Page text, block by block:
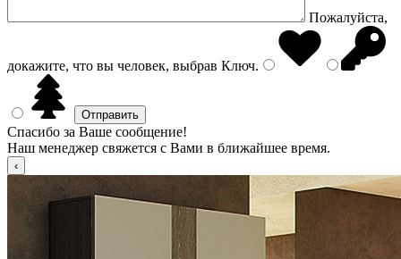
Пожалуйста,
докажите, что вы человек, выбрав Ключ.
Спасибо за Ваше сообщение!
Наш менеджер свяжется с Вами в ближайшее время.